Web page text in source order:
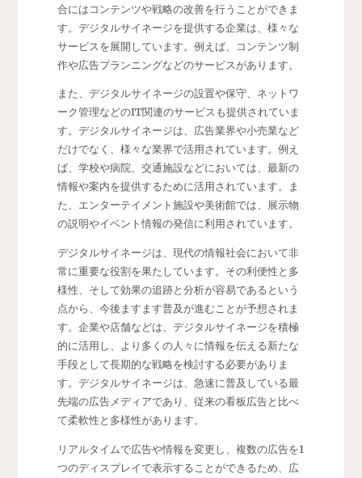
合にはコンテンツや戦略の改善を行うことができま
す。デジタルサイネージを提供する企業は、様々な
サービスを展開しています。例えば、コンテンツ制
作や広告プランニングなどのサービスがあります。
また、デジタルサイネージの設置や保守、ネットワ
ーク管理などのIT関連のサービスも提供されていま
す。デジタルサイネージは、広告業界や小売業など
だけでなく、様々な業界で活用されています。例え
ば、学校や病院、交通施設などにおいては、最新の
情報や案内を提供するために活用されています。ま
た、エンターテイメント施設や美術館では、展示物
の説明やイベント情報の発信に利用されています。
デジタルサイネージは、現代の情報社会において非
常に重要な役割を果たしています。その利便性と多
様性、そして効果の追跡と分析が容易であるという
点から、今後ますます普及が進むことが予想されま
す。企業や店舗などは、デジタルサイネージを積極
的に活用し、より多くの人々に情報を伝える新たな
手段として長期的な戦略を検討する必要がありま
す。デジタルサイネージは、急速に普及している最
先端の広告メディアであり、従来の看板広告と比べ
て柔軟性と多様性があります。
リアルタイムで広告や情報を変更し、複数の広告を1
つのディスプレイで表示することができるため、広